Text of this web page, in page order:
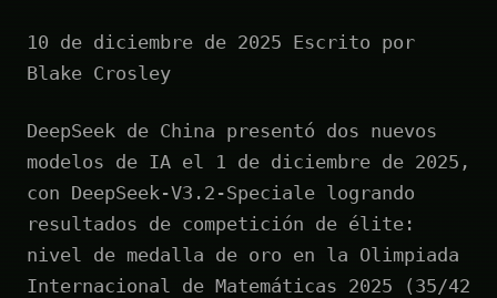
10 de diciembre de 2025 Escrito por
Blake Crosley
DeepSeek de China presentó dos nuevos
modelos de IA el 1 de diciembre de 2025,
con DeepSeek-V3.2-Speciale logrando
resultados de competición de élite:
nivel de medalla de oro en la Olimpiada
Internacional de Matemáticas 2025 (35/42